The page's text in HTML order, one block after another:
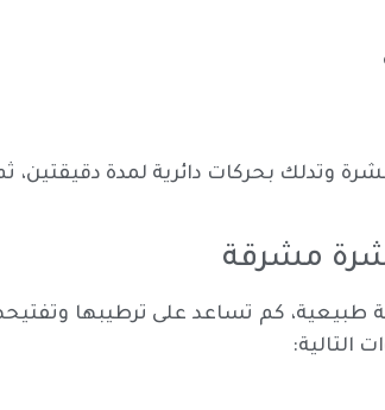
مشرقة
طبيعية، كم تساعد على ترطيبها
التالية: